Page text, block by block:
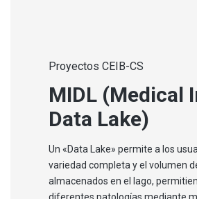
Proyectos CEIB-CS
MIDL (Medical
Data Lake)
Un «Data Lake» permite a los
variedad completa y el volumen
almacenados en el lago,